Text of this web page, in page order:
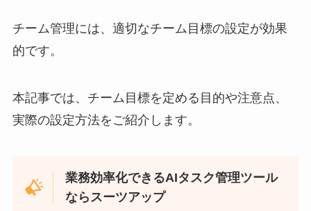
チーム管理には、適切なチーム目標の設定が効果
的です。
本記事では、チーム目標を定める目的や注意点、
実際の設定方法をご紹介します。
業務効率化できるAIタスク管理ツール
ならスーツアップ